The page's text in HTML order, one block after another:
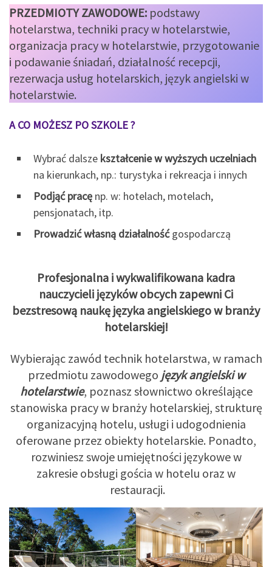
PRZEDMIOTY ZAWODOWE: podstawy
hotelarstwa, techniki pracy w hotelarstwie,
organizacja pracy w hotelarstwie, przygotowanie
i podawanie śniadań, działalność recepcji,
rezerwacja usług hotelarskich, język angielski w
hotelarstwie.
A CO MOŻESZ PO SZKOLE ?
Wybrać dalsze kształcenie w wyższych uczelniach
na kierunkach, np.: turystyka i rekreacja i innych
Podjąć pracę np. w: hotelach, motelach,
pensjonatach, itp.
Prowadzić własną działalnośćgospodarczą
Profesjonalna i wykwalifikowana kadra
nauczycieli języków obcych zapewni Ci
bezstresową naukę języka angielskiego w branży
hotelarskiej!
Wybierając zawód technik hotelarstwa, w ramach
przedmiotu zawodowego język angielski w
hotelarstwie, poznasz słownictwo określające
stanowiska pracy w branży hotelarskiej, strukturę
organizacyjną hotelu, usługi i udogodnienia
oferowane przez obiekty hotelarskie. Ponadto,
rozwiniesz swoje umiejętności językowe w
zakresie obsługi gościa w hotelu oraz w
restauracji.